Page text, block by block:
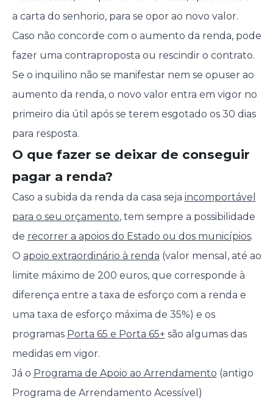
a carta do senhorio, para se opor ao novo valor.
Caso não concorde com o aumento da renda, pode
fazer uma contraproposta ou rescindir o contrato.
Se o inquilino não se manifestar nem se opuser ao
aumento da renda, o novo valor entra em vigor no
primeiro dia útil após se terem esgotado os 30 dias
para resposta.
O que fazer se deixar de conseguir
pagar a renda?
Caso a subida da renda da casa seja incomportável
para o seu orçamento, tem sempre a possibilidade
de recorrer a apoios do Estado ou dos municípios.
O apoio extraordinário à renda (valor mensal, até ao
limite máximo de 200 euros, que corresponde à
diferença entre a taxa de esforço com a renda e
uma taxa de esforço máxima de 35%) e os
programas Porta 65 e Porta 65+ são algumas das
medidas em vigor.
Já o Programa de Apoio ao Arrendamento (antigo
Programa de Arrendamento Acessível)